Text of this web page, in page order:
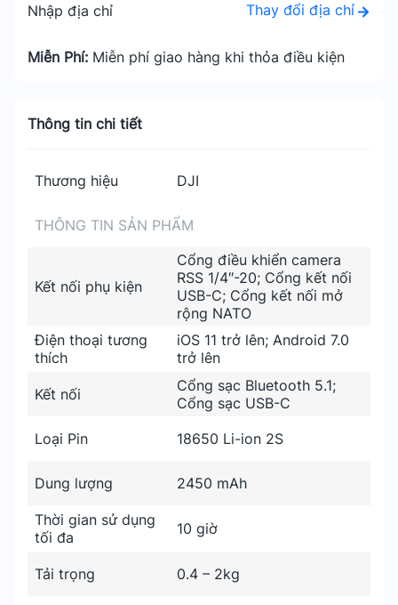
Nhập địa chỉ Thay đổi địa chỉ
Miễn Phí: Miễn phí giao hàng khi thỏa điều kiện
Thông tin chi tiết
Thương hiệu DJI
THÔNG TIN SẢN PHẨM
Kết nối phụ kiện
Cổng điều khiển camera
RSS 1/4″-20; Cổng kết nối
USB-C; Cổng kết nối mở
rộng NATO
Điện thoại tương
thích
iOS 11 trở lên; Android 7.0
trở lên
Kết nối
Cổng sạc Bluetooth 5.1;
Cổng sạc USB-C
Loại Pin
18650 Li-ion 2S
Dung lượng 2450 mAh
Thời gian sử dụng
tối đa
10 giờ
Tải trọng 0.4 – 2kg